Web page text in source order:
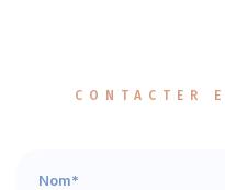
CONTACTER
Nom*